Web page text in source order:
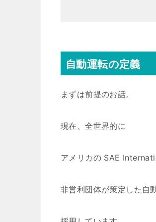
自動運転の定義
まずは前提のお話。
現在、全世界的に
アメリカの SAE
非営利団体が策定した自